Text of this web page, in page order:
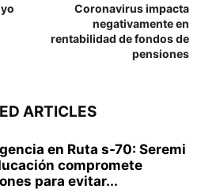
Coronavirus impacta
negativamente en
rentabilidad de fondos de
pensiones
ARTICLES
en Ruta s-70: Seremi
compromete
para evitar...